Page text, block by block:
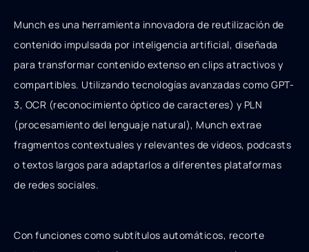
Munch es una herramienta innovadora de reutilización de
contenido impulsada por inteligencia artificial, diseñada
para transformar contenido extenso en clips atractivos y
compartibles. Utilizando tecnologías avanzadas como GPT-
3, OCR (reconocimiento óptico de caracteres) y PLN
(procesamiento del lenguaje natural), Munch extrae
fragmentos contextuales y relevantes de videos, podcasts
o textos largos para adaptarlos a diferentes plataformas
de redes sociales.
Con funciones como subtítulos automáticos, recorte